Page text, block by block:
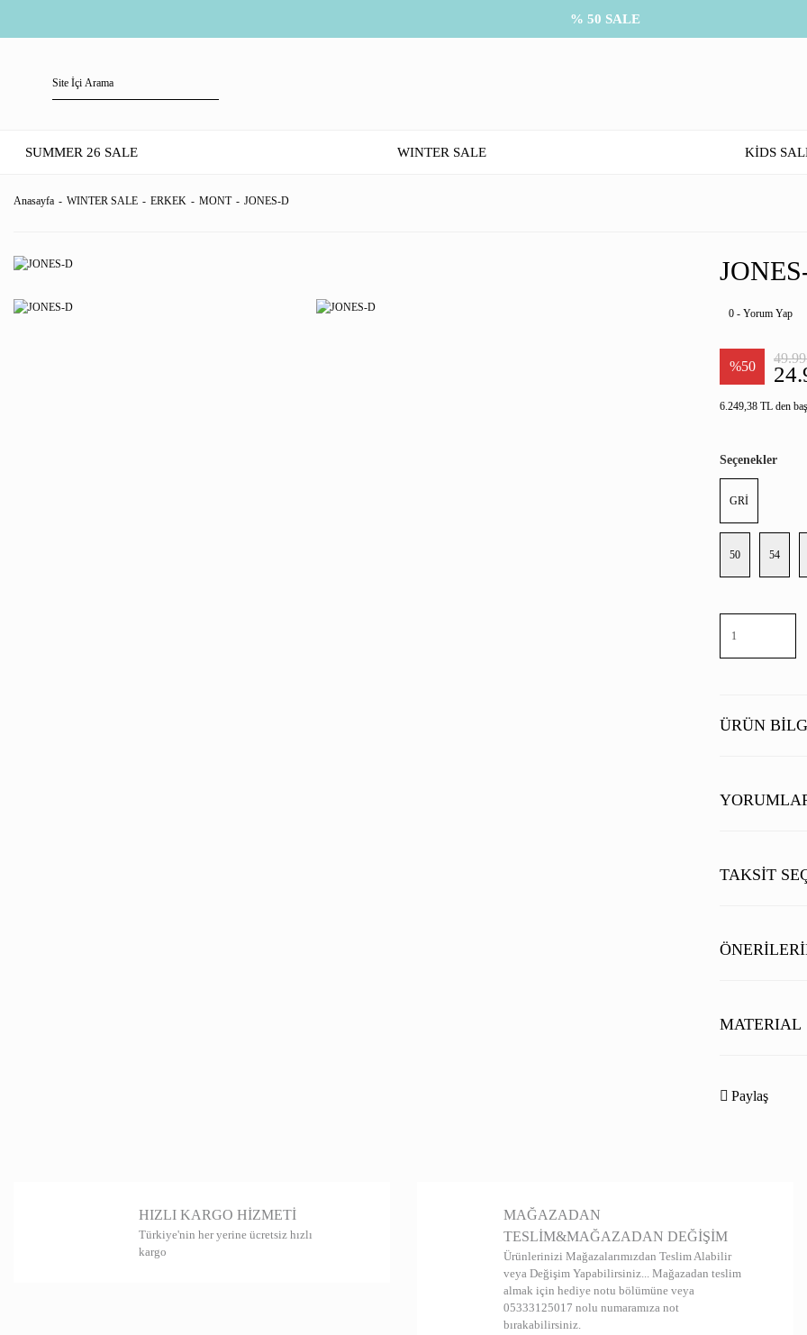
% 50 SALE
SUMMER 26 SALE WINTER SALE KİDS
Anasayfa WINTER SALE ERKEK MONT JONES-D
0 - Yorum Yap
%50
6.249,38 TL den
Seçenekler
GRİ
50 54
ÜRÜN
TAKSIT
MATERIAL
Paylaş
HIZLI KARGO HİZMETİ
Türkiye'nin her yerine ücretsiz hızlı
kargo
MAĞAZADAN
TESLİM&MAĞAZADAN DEĞİŞİM
Ürünlerinizi Mağazalarımızdan Teslim Alabilir
veya Değişim Yapabilirsiniz... Mağazadan teslim
almak için hediye notu bölümüne veya
05333125017 nolu numaramıza not
bırakabilirsiniz.